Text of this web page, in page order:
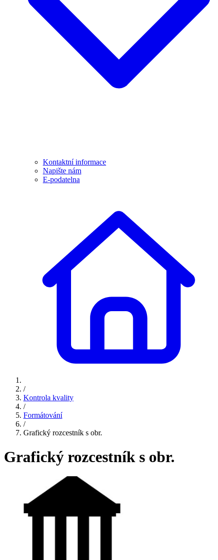
Kontaktní informace
Napište nám
E-podatelna
/
Kontrola kvality
/
Formátování
/
Grafický rozcestník s obr.
Grafický rozcestník s obr.